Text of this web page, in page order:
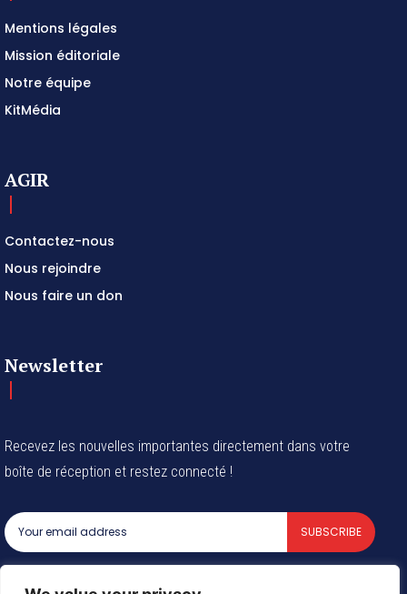
Mentions légales
Mission éditoriale
Notre équipe
KitMédia
AGIR
Contactez-nous
Nous rejoindre
Nous faire un don
Newsletter
Recevez les nouvelles importantes directement dans votre
boîte de réception et restez connecté !
SUBSCRIBE